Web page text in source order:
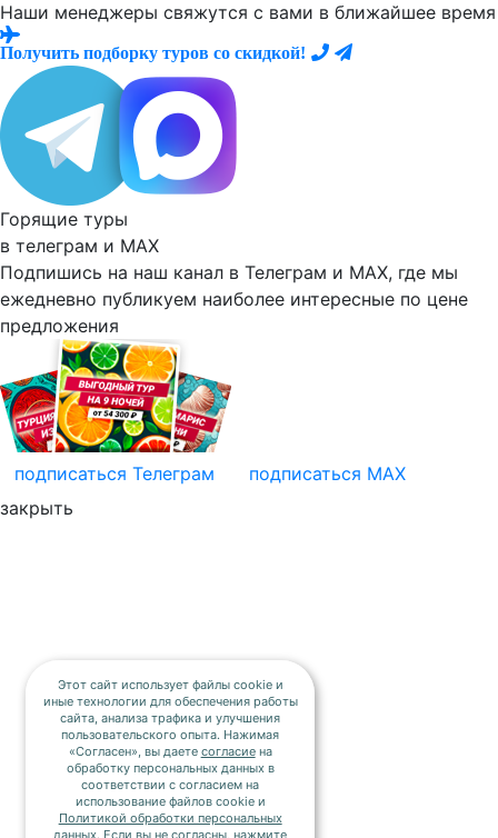
Этот сайт использует файлы cookie и
иные технологии для обеспечения работы
сайта, анализа трафика и улучшения
пользовательского опыта. Нажимая
«Согласен», вы даете согласиена
обработку персональных данных в
соответствии с согласием на
использование файлов cookie и
Политикой обработки персональных
данных. Если вы не согласны, нажмите
Наши менеджеры свяжутся с вами в ближайшее время
Получить подборку туров со скидкой!
Горящие туры
в телеграм и MAX
Подпишись на наш канал в Телеграм и MAX, где мы
ежедневно публикуем наиболее интересные по цене
предложения
подписаться Телеграм подписаться MAX
закрыть